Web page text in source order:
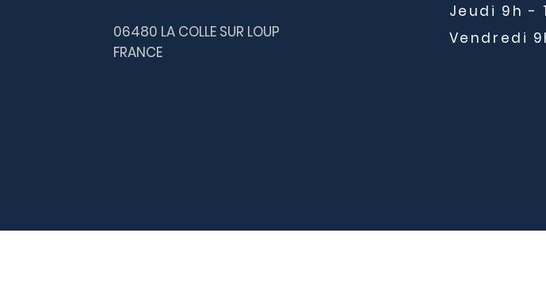
06480 LA COLLE SUR LOUP
FRANCE
Jeudi 9h -
Vendredi